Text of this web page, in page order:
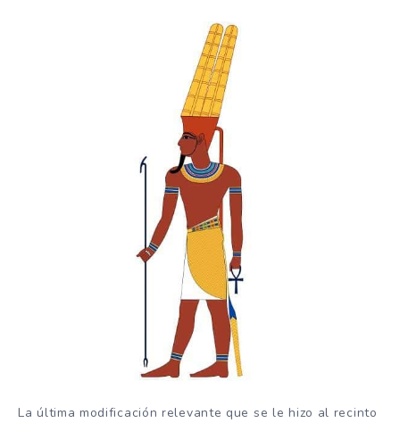
La última modificación relevante que se le hizo al recinto